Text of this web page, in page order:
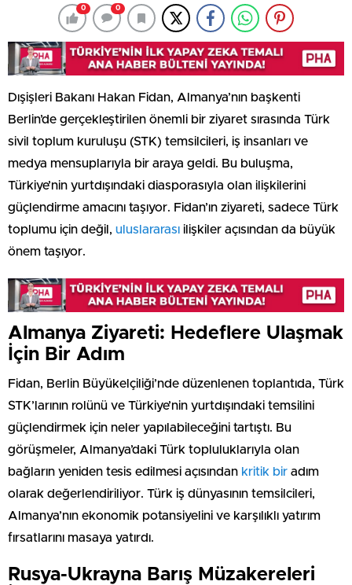
0 0
Dışişleri Bakanı Hakan Fidan, Almanya’nın başkenti
Berlin’de gerçekleştirilen önemli bir ziyaret sırasında Türk
sivil toplum kuruluşu (STK) temsilcileri, iş insanları ve
medya mensuplarıyla bir araya geldi. Bu buluşma,
Türkiye’nin yurtdışındaki diasporasıyla olan ilişkilerini
güçlendirme amacını taşıyor. Fidan’ın ziyareti, sadece Türk
toplumu için değil, uluslararası ilişkiler açısından da büyük
önem taşıyor.
Almanya Ziyareti: Hedeflere Ulaşmak
İçin Bir Adım
Fidan, Berlin Büyükelçiliği’nde düzenlenen toplantıda, Türk
STK’larının rolünü ve Türkiye’nin yurtdışındaki temsilini
güçlendirmek için neler yapılabileceğini tartıştı. Bu
görüşmeler, Almanya’daki Türk topluluklarıyla olan
bağların yeniden tesis edilmesi açısından kritik bir adım
olarak değerlendiriliyor. Türk iş dünyasının temsilcileri,
Almanya’nın ekonomik potansiyelini ve karşılıklı yatırım
fırsatlarını masaya yatırdı.
Rusya-Ukrayna Barış Müzakereleri